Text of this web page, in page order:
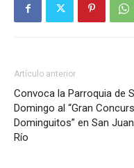
Artículo anterior
Convoca la Parroquia de
Domingo al “Gran
Dominguitos” en San
Río